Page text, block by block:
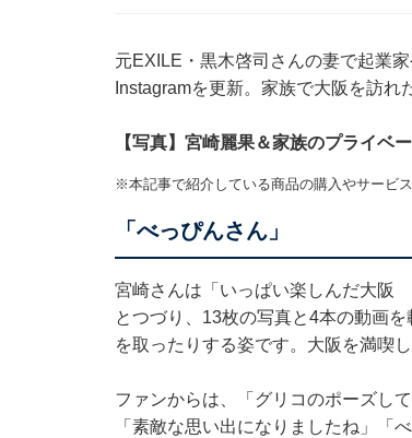
元EXILE・黒木啓司さんの妻で起業
Instagramを更新。家族で大阪を訪れ
【写真】宮崎麗果＆家族のプライベ
※本記事で紹介している商品の購入やサービ
「べっぴんさん」
宮崎さんは「いっぱい楽しんだ大阪
とつづり、13枚の写真と4本の動画
を取ったりする姿です。大阪を満喫
ファンからは、「グリコのポーズし
「素敵な思い出になりましたね」「